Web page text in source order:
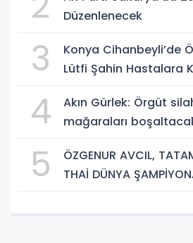
Düzenlenecek
3
Konya Cihanbeyli’de
Lütfi Şahin Hastalara
4
Akın Gürlek: Örgüt
mağaraları
5
ÖZGENUR AVCIL,
THAİ DÜNYA